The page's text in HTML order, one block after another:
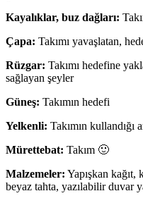
Kayalıklar, buz dağları:
Çapa: Takımı yavaşlatan,
Rüzgar: Takımı hedefine
sağlayan şeyler
Güneş: Takımın hedefi
Yelkenli: Takımın kullandığı
Mürettebat: Takım 🙂
Malzemeler: Yapışkan
beyaz tahta, yazılabilir duvar